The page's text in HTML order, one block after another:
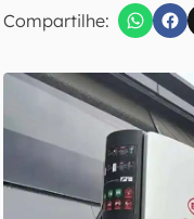
Compartilhe:
Confirmo que